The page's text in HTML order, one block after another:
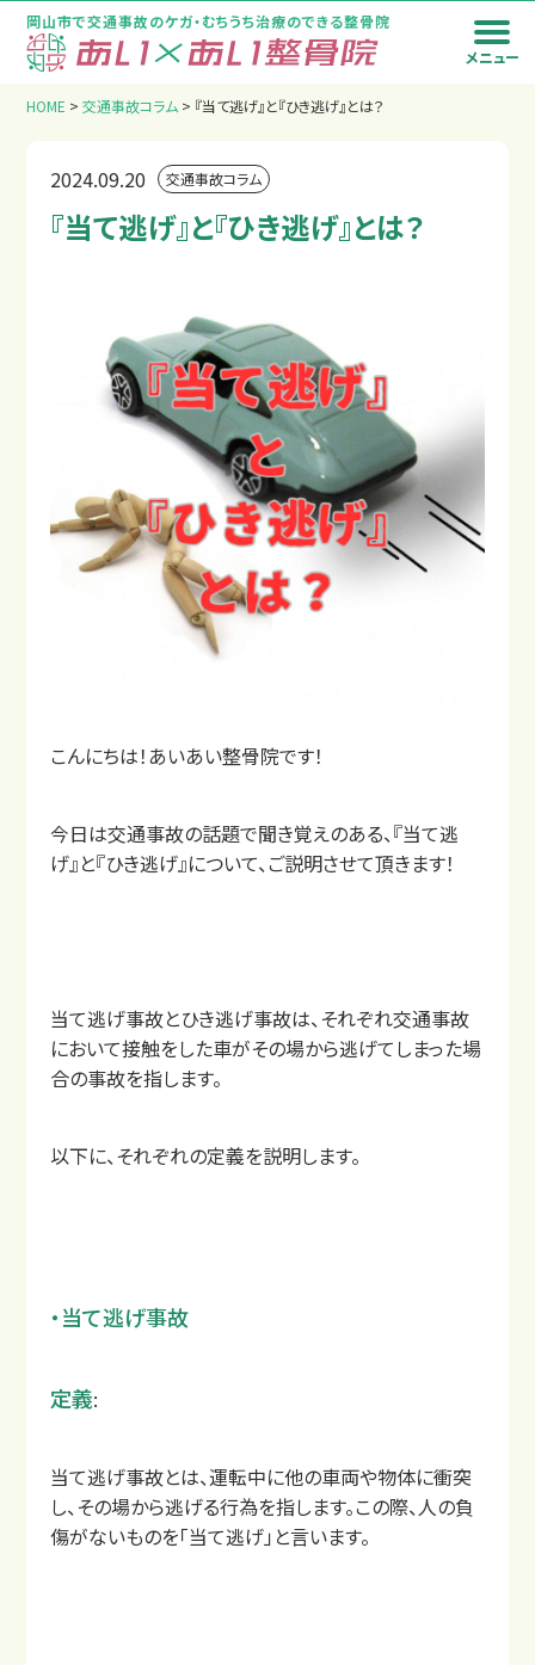
岡山市で交通事故のケガ・むちうち治療のできる整骨院
メニュー
トップページ
HOME >交通事故コラム > 『当て逃げ』と『ひき逃げ』とは？
2024.09.20 交通事故コラム
『当て逃げ』と『ひき逃げ』とは？
こんにちは！あいあい整骨院です！
今日は交通事故の話題で聞き覚えのある、『当て逃
げ』と『ひき逃げ』について、ご説明させて頂きます！
当て逃げ事故とひき逃げ事故は、それぞれ交通事故
において接触をした車がその場から逃げてしまった場
合の事故を指します。
以下に、それぞれの定義を説明します。
・当て逃げ事故
定義:
当て逃げ事故とは、運転中に他の車両や物体に衝突
し、その場から逃げる行為を指します。この際、人の負
傷がないものを「当て逃げ」と言います。